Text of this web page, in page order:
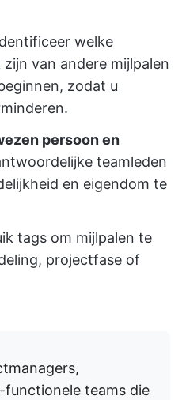
welke
van andere mijlpalen
zodat u
persoon en
teamleden
en eigendom te
tags om mijlpalen te
projectfase of
teams die